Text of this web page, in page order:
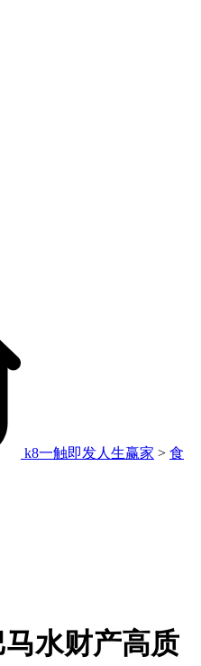
k8一触即发人生赢家 > 食
水财产高质